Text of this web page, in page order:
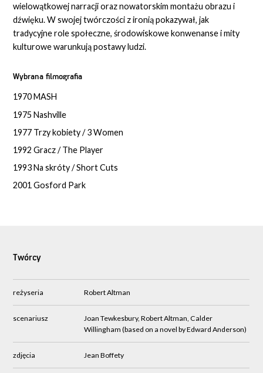
wielowątkowej narracji oraz nowatorskim montażu obrazu i
dźwięku. W swojej twórczości z ironią pokazywał, jak
tradycyjne role społeczne, środowiskowe konwenanse i mity
kulturowe warunkują postawy ludzi.
Wybrana filmografia
1970 MASH
1975 Nashville
1977 Trzy kobiety / 3 Women
1992 Gracz / The Player
1993 Na skróty / Short Cuts
2001 Gosford Park
Twórcy
reżyseria Robert Altman
scenariusz
Joan Tewkesbury, Robert Altman, Calder
Willingham (based on a novel by Edward Anderson)
zdjęcia Jean Boffety